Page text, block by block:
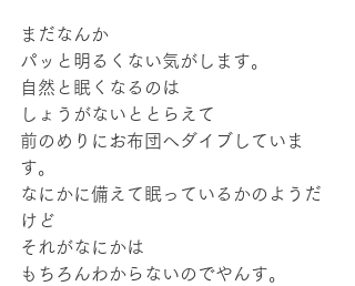
まだなんか
パッと明るくない気がします。
自然と眠くなるのは
しょうがないととらえて
前のめりにお布団へダイブしていま
す。
なにかに備えて眠っているかのようだ
けど
それがなにかは
もちろんわからないのでやんす。